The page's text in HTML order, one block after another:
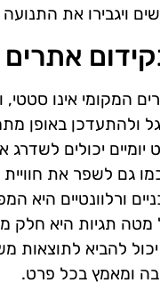
ויגבירו את
אתרים
המקומי אינו סטטי,
ולהתעדכן באופן
יומיים יכולים
גם לשפר את
ורלוונטיים היא
מטה תגיות היא חלק
להביא לתוצאות
ומאמץ בכל פרט.